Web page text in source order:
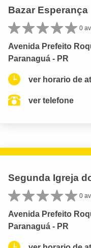
Bazar Esperança
0
Avenida Prefeito
Paranaguá - PR
ver horario de
ver telefone
Segunda Igreja
0
Avenida Prefeito
Paranaguá - PR